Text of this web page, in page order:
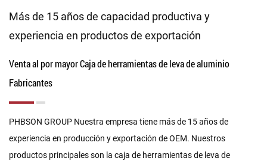
Más de 15 años de capacidad productiva y
experiencia en productos de exportación
Venta al por mayor Caja de herramientas de leva de aluminio
Fabricantes
PHBSON GROUP Nuestra empresa tiene más de 15 años de
experiencia en producción y exportación de OEM. Nuestros
productos principales son la caja de herramientas de leva de